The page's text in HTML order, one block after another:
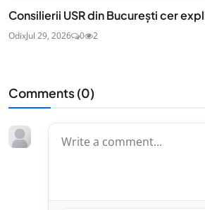
Consilierii USR din București cer
OdixJul 29, 2026 0 2
Comments (0)